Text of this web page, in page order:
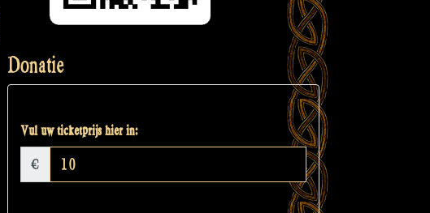
Donatie
Vul uw ticketprijs hier in:
€